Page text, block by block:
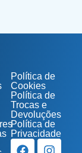
Política de
Cookies
Política de
Trocas e
Devoluções
Política de
Privacidade